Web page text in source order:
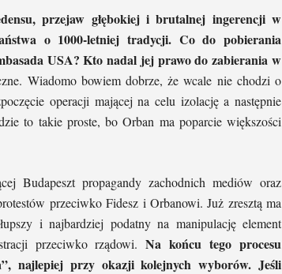
przejaw głębokiej i brutalnej ingerencji w
o 1000-letniej tradycji. Co do pobierania
USA? Kto nadal jej prawo do zabierania w
Wiadomo bowiem dobrze, że wcale nie chodzi o
operacji mającej na celu izolację a następnie
to takie proste, bo Orban ma poparcie większości
Budapeszt propagandy zachodnich mediów oraz
przeciwko Fidesz i Orbanowi. Już zresztą ma
i najbardziej podatny na manipulację element
przeciwko rządowi. Na końcu tego procesu
najlepiej przy okazji kolejnych wyborów. Jeśli